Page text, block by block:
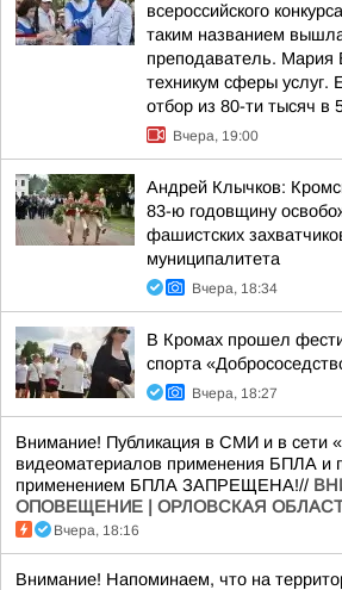
всероссийского
таким названием
преподаватель. Мария
техникум сферы услуг.
отбор из 80-ти тысяч в
Вчера, 19:00
Андрей Клычков:
83-ю годовщину
фашистских
муниципалитета
Вчера, 18:34
В Кромах прошел
спорта
Вчера, 18:27
Внимание! Публикация в СМИ и в сети
видеоматериалов применения БПЛА и
применением БПЛА ЗАПРЕЩЕНА!//
ОПОВЕЩЕНИЕ | ОРЛОВСКАЯ
Вчера, 18:16
Внимание! Напоминаем, что на